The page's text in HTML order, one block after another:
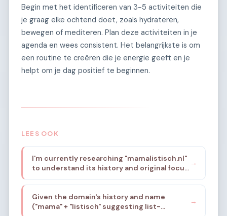
Begin met het identificeren van 3-5 activiteiten die
je graag elke ochtend doet, zoals hydrateren,
bewegen of mediteren. Plan deze activiteiten in je
agenda en wees consistent. Het belangrijkste is om
een routine te creëren die je energie geeft en je
helpt om je dag positief te beginnen.
LEES OOK
I'm currently researching "mamalistisch.nl"
to understand its history and original focus.
Based on the provided niche brief, it was a
platform supporting mothers in their daily
lives, emphasizing structure, organization,
and stress reduction. The name suggests a
→
Given the domain's history and name
("mama" + "listisch" suggesting list-
→